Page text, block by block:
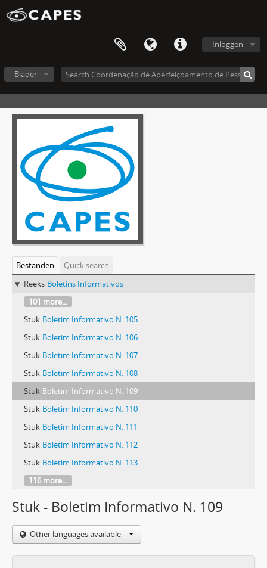
Inloggen
Blader
Bestanden
Quick search
Reeks Boletins Informativos
101 more...
Stuk Boletim Informativo N. 105
Stuk Boletim Informativo N. 106
Stuk Boletim Informativo N. 107
Stuk Boletim Informativo N. 108
Stuk Boletim Informativo N. 109
Stuk Boletim Informativo N. 110
Stuk Boletim Informativo N. 111
Stuk Boletim Informativo N. 112
Stuk Boletim Informativo N. 113
116 more...
Stuk - Boletim Informativo N. 109
Other languages available